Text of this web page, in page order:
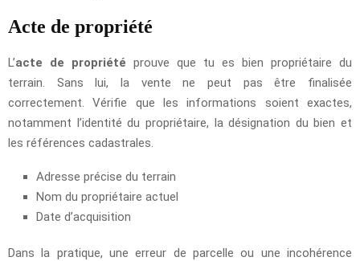
Acte de propriété
L’acte de propriété prouve que tu es bien propriétaire du
terrain. Sans lui, la vente ne peut pas être finalisée
correctement. Vérifie que les informations soient exactes,
notamment l’identité du propriétaire, la désignation du bien et
les références cadastrales.
Adresse précise du terrain
Nom du propriétaire actuel
Date d’acquisition
Dans la pratique, une erreur de parcelle ou une incohérence